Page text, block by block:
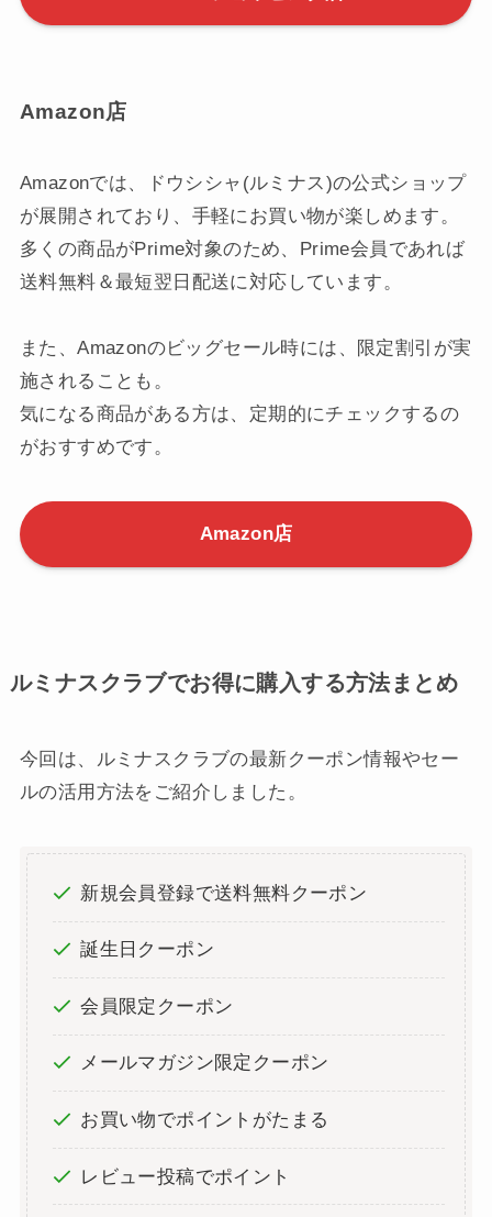
Yahoo!ショッピング店
Amazonでは、ドウシシャ(ルミナス)の公式ショップ
が展開されており、手軽にお買い物が楽しめます。
多くの商品がPrime対象のため、Prime会員であれば
また、Amazonのビッグセール時には、限定割引が実
施されることも。
気になる商品がある方は、定期的にチェックするの
Amazon店
今回は、ルミナスクラブの最新クーポン情報やセー